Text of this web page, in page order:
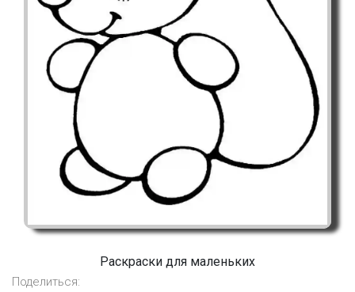
Раскраски для маленьких
Поделиться: